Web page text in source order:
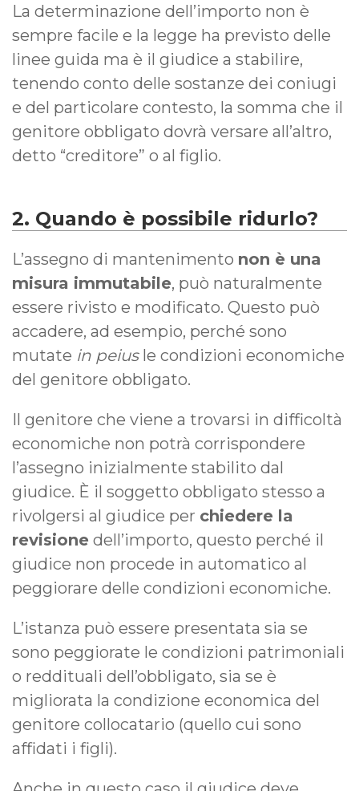
La determinazione dell’importo non è
sempre facile e la legge ha previsto delle
linee guida ma è il giudice a stabilire,
tenendo conto delle sostanze dei coniugi
e del particolare contesto, la somma che il
genitore obbligato dovrà versare all’altro,
detto “creditore” o al figlio.
2. Quando è possibile ridurlo?
L’assegno di mantenimento non è una
misura immutabile, può naturalmente
essere rivisto e modificato. Questo può
accadere, ad esempio, perché sono
mutate in peiusle condizioni economiche
del genitore obbligato.
Il genitore che viene a trovarsi in difficoltà
economiche non potrà corrispondere
l’assegno inizialmente stabilito dal
giudice. È il soggetto obbligato stesso a
rivolgersi al giudice per chiedere la
revisione dell’importo, questo perché il
giudice non procede in automatico al
peggiorare delle condizioni economiche.
L’istanza può essere presentata sia se
sono peggiorate le condizioni patrimoniali
o reddituali dell’obbligato, sia se è
migliorata la condizione economica del
genitore collocatario (quello cui sono
affidati i figli).